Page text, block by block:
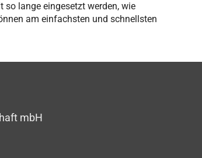
so lange eingesetzt werden, wie
am einfachsten und schnellsten
mbH